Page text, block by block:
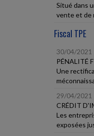
Situé dans
vente et de
Fiscal TPE
30/04/2021
PÉNALITÉ
Une
29/04/2021
CRÉDIT
Les
exposées